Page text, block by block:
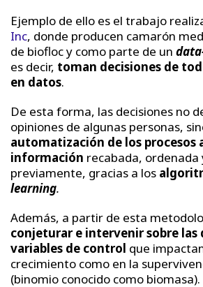
Ejemplo de ello es el trabajo
Inc, donde producen camarón
de biofloc y como parte de un
es decir, toman decisiones de
en datos.
De esta forma, las decisiones no
opiniones de algunas personas,
automatización de los procesos
información recabada,
previamente, gracias a los
learning.
Además, a partir de esta
conjeturar e intervenir sobre las
variables de control que
crecimiento como en la
(binomio conocido como biomasa).